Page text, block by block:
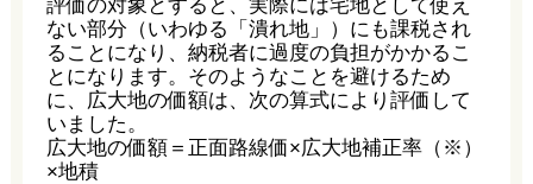
評価の対象とすると、実際には宅地として使え
ない部分（いわゆる「潰れ地」）にも課税され
ることになり、納税者に過度の負担がかかるこ
とになります。そのようなことを避けるため
に、広大地の価額は、次の算式により評価して
いました。
広大地の価額＝正面路線価×広大地補正率（※）
×地積